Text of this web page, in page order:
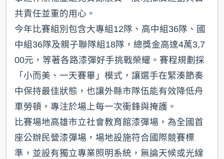
共責任並重的用心。
今年比賽組別包含大專組12隊、高中組36隊、國
中組36隊及親子聯隊組18隊，總獎金高達4萬3,7
00元，等著各路漆彈好手挑戰榮耀。賽程規劃採
「小而美、一天賽畢」模式，讓選手在緊湊節奏
中保持最佳狀態，也讓外縣市隊伍能有效降低舟
車勞頓，專注於場上每一次衝鋒與掩護。
比賽場地高雄市立社會教育館漆彈場，為全國首
座公辦民營漆彈場，場地設施符合國際競賽標
準，並設有獨立專業照明系統，無論天候或光線